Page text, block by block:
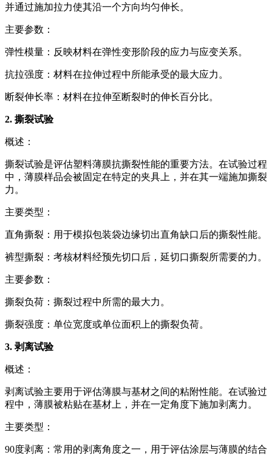
并通过施加拉力使其沿一个方向均匀伸长。
主要参数：
弹性模量：反映材料在弹性变形阶段的应力与应变关系。
抗拉强度：材料在拉伸过程中所能承受的最大应力。
断裂伸长率：材料在拉伸至断裂时的伸长百分比。
2. 撕裂试验
概述：
撕裂试验是评估塑料薄膜抗撕裂性能的重要方法。在试验过程
中，薄膜样品会被固定在特定的夹具上，并在其一端施加撕裂
力。
主要类型：
直角撕裂：用于模拟包装袋边缘切出直角缺口后的撕裂性能。
裤型撕裂：考核材料经预先切口后，延切口撕裂所需要的力。
主要参数：
撕裂负荷：撕裂过程中所需的最大力。
撕裂强度：单位宽度或单位面积上的撕裂负荷。
3. 剥离试验
概述：
剥离试验主要用于评估薄膜与基材之间的粘附性能。在试验过
程中，薄膜被粘贴在基材上，并在一定角度下施加剥离力。
主要类型：
90度剥离：常用的剥离角度之一，用于评估涂层与薄膜的结合